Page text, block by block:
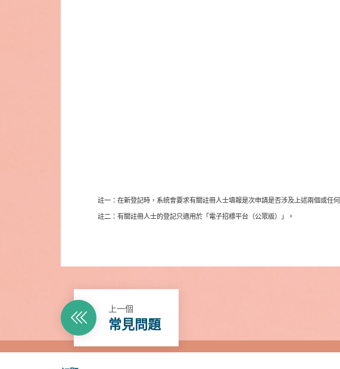
註一 ： 在新登記時 ， 系統會要求有關註冊人士填報是次申請是否涉及 上述兩個或任何
註二 ： 有關註冊人士的登記只適用於 「電子招標平台（公眾版） 」 。
上一個
常見問題